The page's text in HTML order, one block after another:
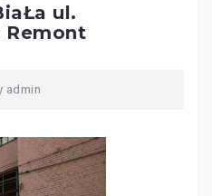
ul.
Remont
admin